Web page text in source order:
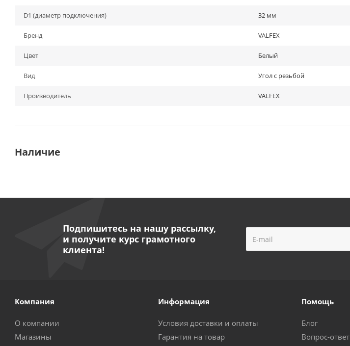
D1 (диаметр подключения) 32 мм
Бренд VALFEX
Цвет Белый
Вид Угол с резьбой
Производитель VALFEX
Наличие
Подпишитесь на нашу рассылку,
и получите курс грамотного
клиента!
Компания
О компании
Магазины
Информация
Условия доставки и оплаты
Гарантия на товар
Помощь
Блог
Вопрос-ответ